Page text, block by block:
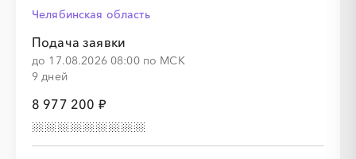
Челябинская область
Подача заявки
до 17.08.2026 08:00 по МСК
9 дней
8 977 200 ₽